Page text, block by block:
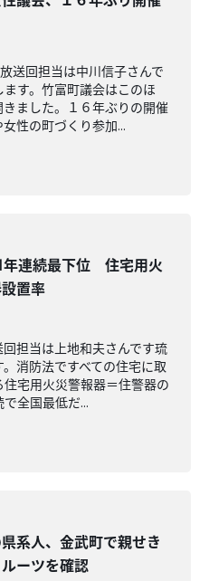
送回担当は中川信子さんで
す。竹富町議会はこのほ
ました。１６年ぶりの開催
性の町づくり参加...
年連続最下位 住宅用火
置率
担当は上地和夫さんです琉
消防法ですべての住宅に取
宅用火災警報器＝住警器の
全国最低だ...
系人、金武町で親せき
ーツを確認